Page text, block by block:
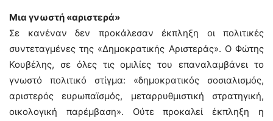
Μια γνωστή «αριστερά»
Σε κανέναν δεν προκάλεσαν έκπληξη οι πολιτικές
συντεταγμένες της «Δημοκρατικής Αριστεράς». Ο Φώτης
Κουβέλης, σε όλες τις ομιλίες του επαναλαμβάνει το
γνωστό πολιτικό στίγμα: «δημοκρατικός σοσιαλισμός,
αριστερός ευρωπαϊσμός, μεταρρυθμιστική στρατηγική,
οικολογική παρέμβαση». Ούτε προκαλεί έκπληξη η